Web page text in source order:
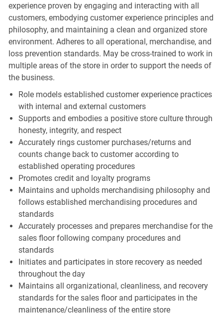
experience proven by engaging and interacting with all
customers, embodying customer experience principles and
philosophy, and maintaining a clean and organized store
environment. Adheres to all operational, merchandise, and
loss prevention standards. May be cross-trained to work in
multiple areas of the store in order to support the needs of
the business.
Role models established customer experience practices
with internal and external customers
Supports and embodies a positive store culture through
honesty, integrity, and respect
Accurately rings customer purchases/returns and
counts change back to customer according to
established operating procedures
Promotes credit and loyalty programs
Maintains and upholds merchandising philosophy and
follows established merchandising procedures and
standards
Accurately processes and prepares merchandise for the
sales floor following company procedures and
standards
Initiates and participates in store recovery as needed
throughout the day
Maintains all organizational, cleanliness, and recovery
standards for the sales floor and participates in the
maintenance/cleanliness of the entire store